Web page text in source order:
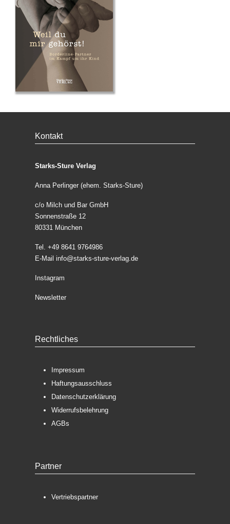
Kontakt
Starks-Sture Verlag
Anna Perlinger (ehem. Starks-Sture)
c/o Milch und Bar GmbH
Sonnenstraße 12
80331 München
Tel. +49 8641 9764986
E-Mail info@starks-sture-verlag.de
Instagram
Newsletter
Rechtliches
Impressum
Haftungsausschluss
Datenschutzerklärung
Widerrufsbelehrung
AGBs
Partner
Vertriebspartner